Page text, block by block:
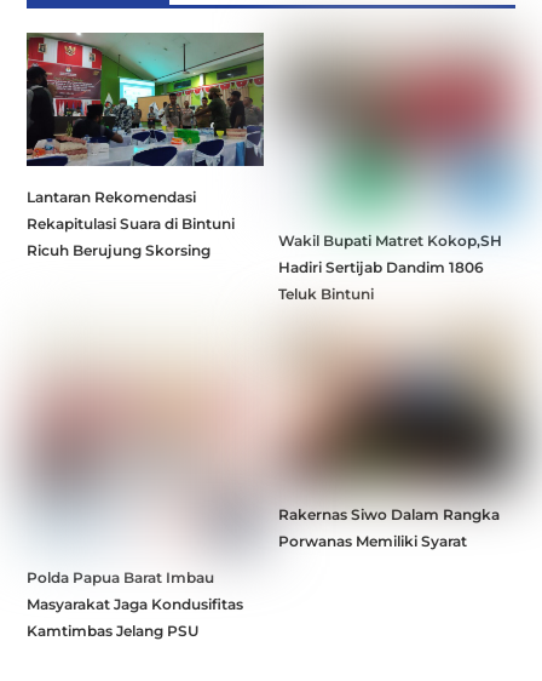
Lantaran Rekomendasi
Rekapitulasi Suara di Bintuni
Ricuh Berujung Skorsing
Wakil Bupati Matret Kokop,SH
Hadiri Sertijab Dandim 1806
Teluk Bintuni
Polda Papua Barat Imbau
Masyarakat Jaga Kondusifitas
Kamtimbas Jelang PSU
Rakernas Siwo Dalam Rangka
Porwanas Memiliki Syarat